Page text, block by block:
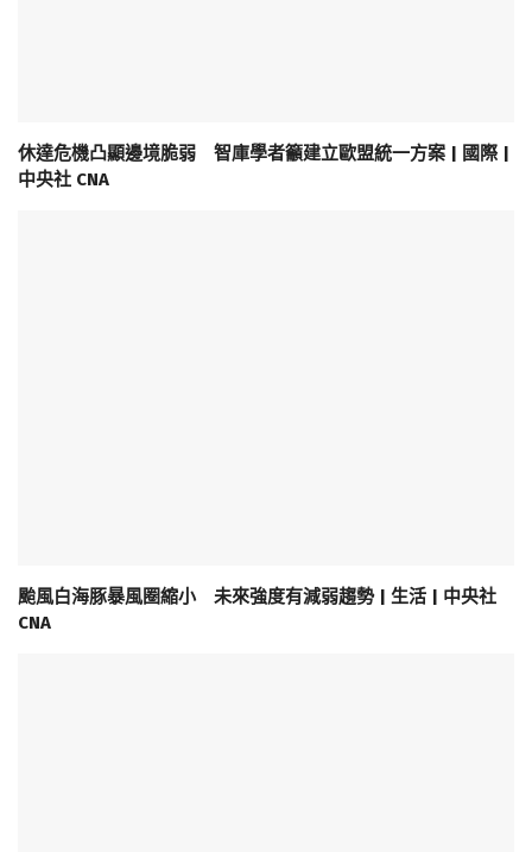
休達危機凸顯邊境脆弱 智庫學者籲建立歐盟統一方案 | 國際 |
中央社 CNA
颱風白海豚暴風圈縮小 未來強度有減弱趨勢 | 生活 | 中央社
CNA